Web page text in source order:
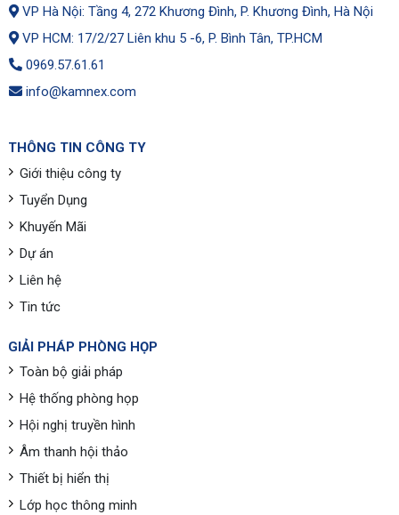
VP Hà Nội: Tầng 4, 272 Khương Đình, P. Khương Đình, Hà Nội
VP HCM: 17/2/27 Liên khu 5 -6, P. Bình Tân, TP.HCM
0969.57.61.61
info@kamnex.com
THÔNG TIN CÔNG TY
Giới thiệu công ty
Tuyển Dụng
Khuyến Mãi
Dự án
Liên hệ
Tin tức
GIẢI PHÁP PHÒNG HỌP
Toàn bộ giải pháp
Hệ thống phòng họp
Hội nghị truyền hình
Âm thanh hội thảo
Thiết bị hiển thị
Lớp học thông minh